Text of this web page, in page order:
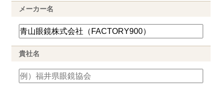
メーカー名
貴社名